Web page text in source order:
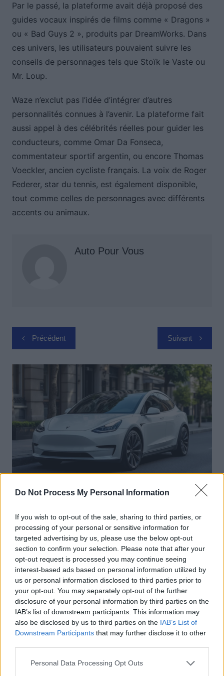
Do Not Process My Personal Information
If you wish to opt-out of the sale, sharing to third parties, or
processing of your personal or sensitive information for
targeted advertising by us, please use the below opt-out
section to confirm your selection. Please note that after your
opt-out request is processed you may continue seeing
interest-based ads based on personal information utilized by
us or personal information disclosed to third parties prior to
your opt-out. You may separately opt-out of the further
disclosure of your personal information by third parties on the
IAB’s list of downstream participants. This information may
also be disclosed by us to third parties on the IAB’s List of
Downstream Participants that may further disclose it to other
Personal Data Processing Opt Outs
Par le passé, la plateforme avait déjà proposé des
guides vocaux inspirés de films comme « Dragons »
ou « Bad Guys 2 », produits par DreamWorks. Dans
ces univers, les utilisateurs pouvaient suivre les
conseils de personnages tels que Stoïk le Vaste ou
Mr. Loup.
Waze n’exclut pas l’idée d’intégrer d’autres
personnalités connues à l’avenir. La plateforme fait
aussi appel à des célébrités réelles pour guider les
conducteurs, comme Omar Da Fonseca,
commentateur sportif argentin, ou encore Thomas
Voeckler, ancien cycliste français. La voix de Roger
Federer, star du tennis, est également disponible,
tout comme celles de personnages avec différents
accents ou animaux.
Auto Pour Vous
Navigation
de
l’article
Précédent Suivant
Actus Info
Elon Musk nuirait gravement à Tesla
selon une étude européenne
Auto Pour Vous 5 août 2026